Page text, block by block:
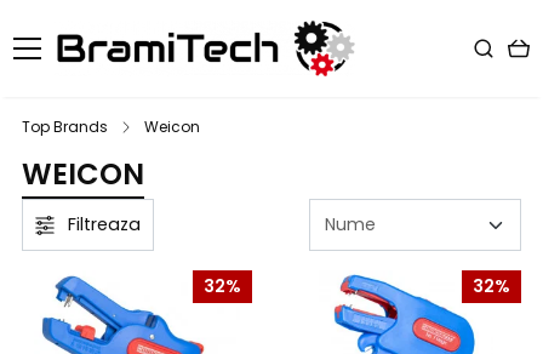
Top Brands Weicon
WEICON
Filtreaza
32% 32%